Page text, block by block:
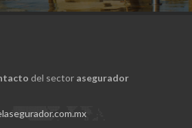
del sector asegurador